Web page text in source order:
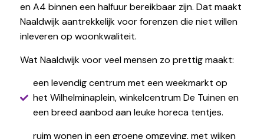
en A4 binnen een halfuur bereikbaar zijn. Dat maakt
Naaldwijk aantrekkelijk voor forenzen die niet willen
inleveren op woonkwaliteit.
Wat Naaldwijk voor veel mensen zo prettig maakt:
een levendig centrum met een weekmarkt op
het Wilhelminaplein, winkelcentrum De Tuinen en
een breed aanbod aan leuke horeca tentjes.
ruim wonen in een groene omgeving, met wijken